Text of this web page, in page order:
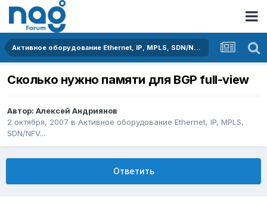
Активное оборудование Ethernet, IP, MPLS, SDN/NFV...
Сколько нужно памяти для BGP full-view
Автор: Алексей Андриянов
2 октября, 2007 в Активное оборудование Ethernet, IP, MPLS,
SDN/NFV...
Ответить